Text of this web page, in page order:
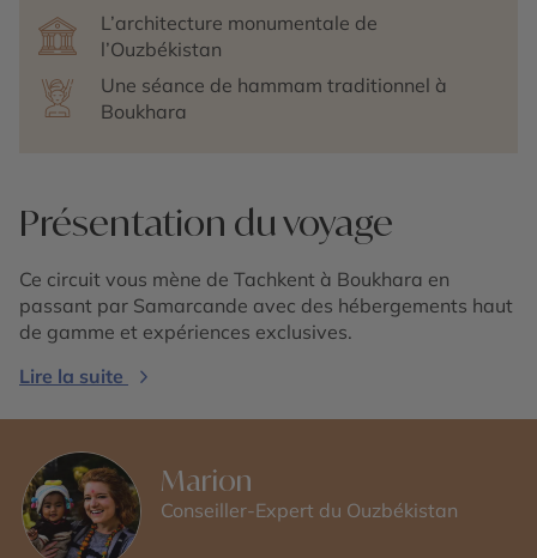
L’architecture monumentale de
l’Ouzbékistan
Une séance de hammam traditionnel à
Boukhara
Présentation du voyage
Ce circuit vous mène de Tachkent à Boukhara en
passant par Samarcande avec des hébergements haut
de gamme et expériences exclusives.
Lire la suite
Marion
Conseiller-Expert du Ouzbékistan